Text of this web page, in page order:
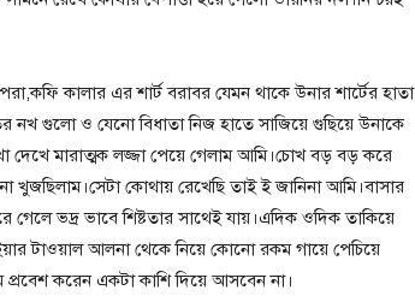
কালার এর শার্ট বরাবর যেমন থাকে উনার শার্টের হাতা
গুলো ও যেনো বিধাতা নিজ হাতে সাজিয়ে গুছিয়ে উনাকে
দেখে মারাত্মক লজ্জা পেয়ে গেলাম আমি।চোখ বড় বড় করে
কোথায় রেখেছি তাই ই জানিনা আমি।বাসার
ভদ্র ভাবে শিষ্টতার সাথেই যায়।এদিক ওদিক তাকিয়ে
টাওয়াল আলনা থেকে নিয়ে কোনো রকম গায়ে পেচিয়ে
প্রবেশ করেন একটা কাশি দিয়ে আসবেন না।